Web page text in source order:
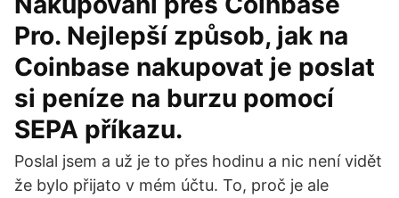
Pro. Nejlepší způsob, jak na
Coinbase nakupovat je poslat
si peníze na burzu pomocí
SEPA příkazu.
Poslal jsem a už je to přes hodinu a nic není vidět
že bylo přijato v mém účtu. To, proč je ale